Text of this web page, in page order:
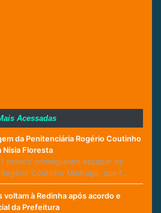
Acessadas
da Penitenciária Rogério Coutinho
Nísia Floresta
presos conseguiram escapar da
Rogério Coutinho Madruga, que f…
voltam à Redinha após acordo e
da Prefeitura